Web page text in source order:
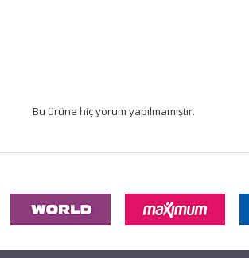
Bu ürüne hiç yorum yapılmamıştır.